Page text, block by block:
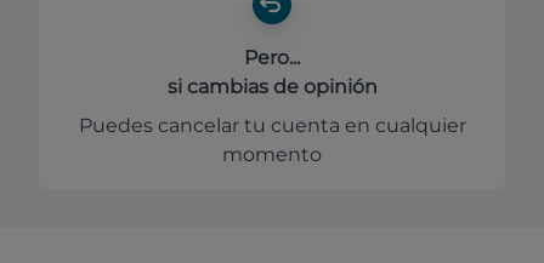
Pero...
si cambias de opinión
Puedes cancelar tu cuenta en cualquier
momento